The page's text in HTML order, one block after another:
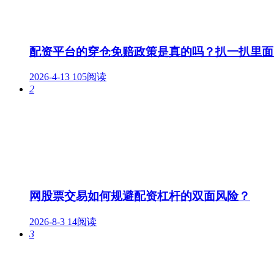
配资平台的穿仓免赔政策是真的吗？扒一扒里
2026-4-13 105阅读
2
网股票交易如何规避配资杠杆的双面风险？
2026-8-3 14阅读
3